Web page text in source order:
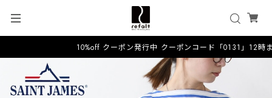
10%off クーポン発行中 クーポンコード「0131」12時